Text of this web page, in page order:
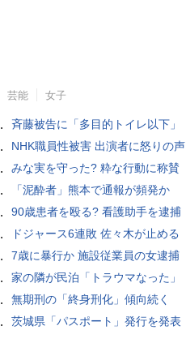
芸能 女子
斉藤被告に「多目的トイレ以下」
NHK職員性被害 出演者に怒りの声
みな実を守った? 粋な行動に称賛
「泥酔者」熊本で通報が頻発か
90歳患者を殴る? 看護助手を逮捕
ドジャース6連敗 佐々木が止める
7歳に暴行か 施設従業員の女逮捕
家の隣が民泊「トラウマなった」
無期刑の「終身刑化」傾向続く
茨城県「パスポート」発行を発表